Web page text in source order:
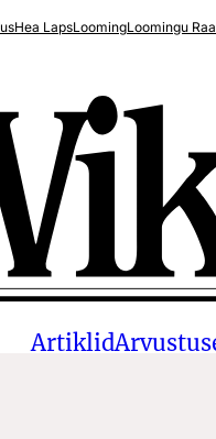
Hea LapsLoomingLoomingu
Artiklid